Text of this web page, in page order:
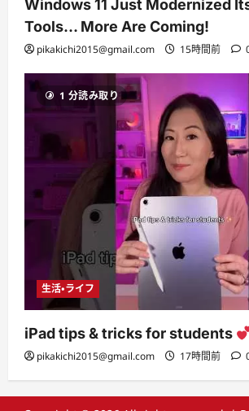
Windows 11 Just Modernized
Tools… More Are Coming!
pikakichi2015@gmail.com 15時間前
1 分読み取り
生活・ライフ
iPad tips & tricks for students
pikakichi2015@gmail.com 17時間前